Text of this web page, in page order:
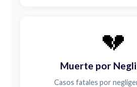
💔
Muerte por
Casos fatales por